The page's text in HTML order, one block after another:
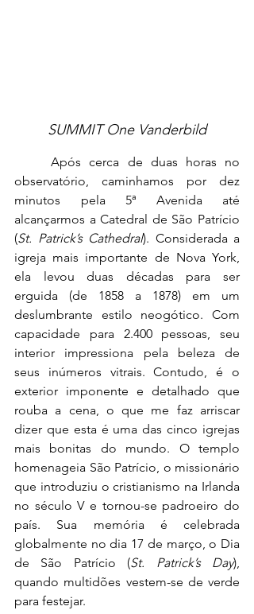
SUMMIT One Vanderbild
	Após cerca de duas horas no
observatório, caminhamos por dez
minutos pela 5ª Avenida até
alcançarmos a Catedral de São Patrício
(St. Patrick’s Cathedral). Considerada a
igreja mais importante de Nova York,
ela levou duas décadas para ser
erguida (de 1858 a 1878) em um
deslumbrante estilo neogótico. Com
capacidade para 2.400 pessoas, seu
interior impressiona pela beleza de
seus inúmeros vitrais. Contudo, é o
exterior imponente e detalhado que
rouba a cena, o que me faz arriscar
dizer que esta é uma das cinco igrejas
mais bonitas do mundo. O templo
homenageia São Patrício, o missionário
que introduziu o cristianismo na Irlanda
no século V e tornou-se padroeiro do
país. Sua memória é celebrada
globalmente no dia 17 de março, o Dia
de São Patrício (St. Patrick’s Day),
quando multidões vestem-se de verde
para festejar.